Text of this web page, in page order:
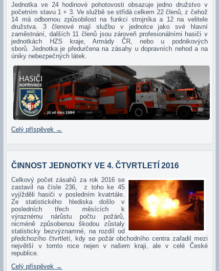
Jednotka ve 24 hodinové pohotovosti obsazuje jedno družstvo v
početním stavu 1 + 3. Ve službě se střídá celkem 22 členů, z čehož
14 má odbornou způsobilost na funkci strojníka a 12 na velitele
družstva. 3 členové mají službu v jednotce jako své hlavní
zaměstnání, dalších 11 členů jsou zároveň profesionálními hasiči v
jednotkách HZS kraje, Armády ČR, nebo u podnikových
sborů. Jednotka je předurčena na zásahy u dopravních nehod a na
úniky nebezpečných látek.
Celý příspěvek →
ČINNOST JEDNOTKY VE 4. ČTVRTLETÍ 2016
Celkový počet zásahů za rok 2016 se
zastavil na čísle 236, z toho ke 45
vyjížděli hasiči v posledním kvatrtále.
Ze statistického hlediska došlo v
posledních třech měsících k
výraznému nárůstu počtu požárů,
nicméně způsobenou škodou zůstaly
statisticky bezvýznamné, na rozdíl od
předchozího čtvrtletí, kdy se požár obchodního centra zařadil mezi
největší v tomto roce nejen v našem kraji, ale v celé České
republice.
Celý příspěvek →